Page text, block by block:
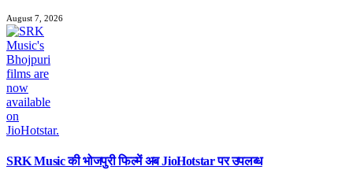
August 7, 2026
SRK Music की भोजपुरी फिल्में अब JioHotstar पर उपलब्ध